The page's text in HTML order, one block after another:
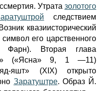
Утрата золотого
следствием
квазиисторический
его царственного
Фарн). Вторая глава
(«Ясна» 9, 1 —11)
яшт» (XIX) открыто
Заратуштре. Образ Й.